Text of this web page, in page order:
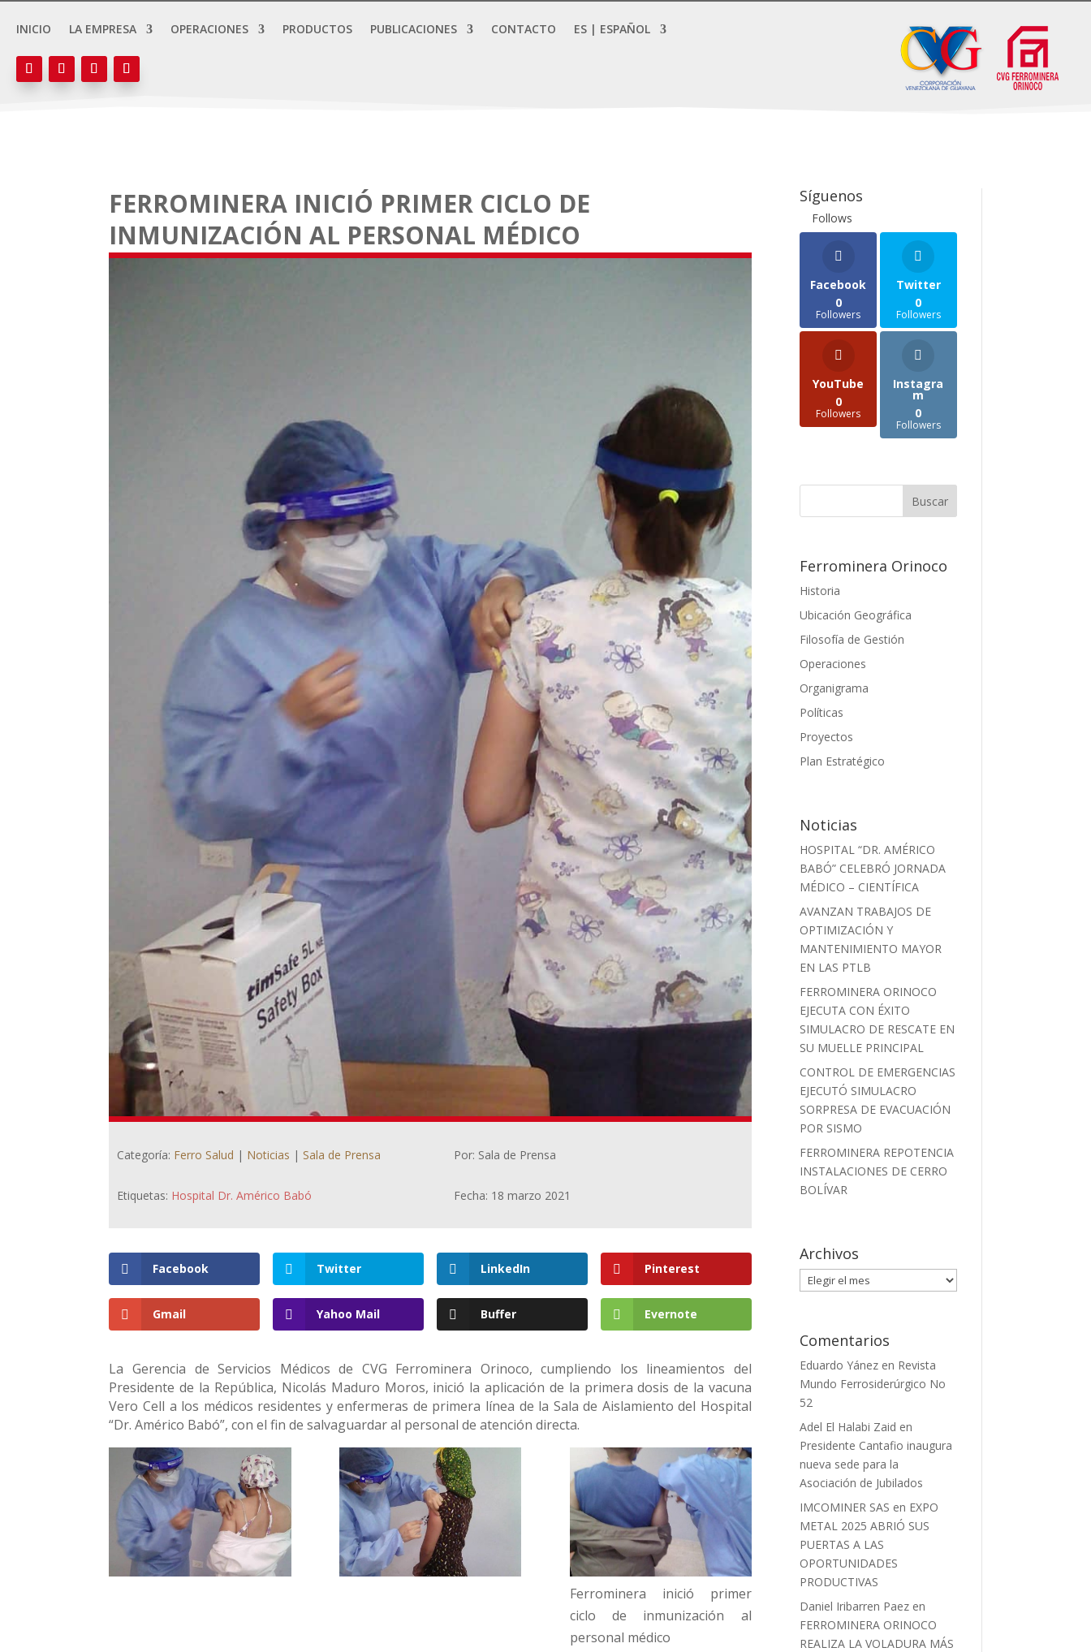
INICIO LA EMPRESA OPERACIONES PRODUCTOS PUBLICACIONES CONTACTO ES | ESPAÑOL
FERROMINERA INICIÓ PRIMER CICLO DE
INMUNIZACIÓN AL PERSONAL MÉDICO
Categoría: Ferro Salud | Noticias | Sala de Prensa
Etiquetas: Hospital Dr. Américo Babó
Por: Sala de Prensa
Fecha: 18 marzo 2021
Facebook Twitter LinkedIn Pinterest
Gmail Yahoo Mail Buffer Evernote
La Gerencia de Servicios Médicos de CVG Ferrominera Orinoco, cumpliendo los lineamientos del
Presidente de la República, Nicolás Maduro Moros, inició la aplicación de la primera dosis de la vacuna
Vero Cell a los médicos residentes y enfermeras de primera línea de la Sala de Aislamiento del Hospital
“Dr. Américo Babó”, con el fin de salvaguardar al personal de atención directa.
Ferrominera inició primer
ciclo de inmunización al
personal médico
Síguenos
Follows
Facebook
0
Followers
Twitter
0
Followers
YouTube
0
Followers
Instagra
m
0
Followers
Ferrominera Orinoco
Historia
Ubicación Geográfica
Filosofía de Gestión
Operaciones
Organigrama
Políticas
Proyectos
Plan Estratégico
Noticias
HOSPITAL “DR. AMÉRICO
BABÓ” CELEBRÓ JORNADA
MÉDICO – CIENTÍFICA
AVANZAN TRABAJOS DE
OPTIMIZACIÓN Y
MANTENIMIENTO MAYOR
EN LAS PTLB
FERROMINERA ORINOCO
EJECUTA CON ÉXITO
SIMULACRO DE RESCATE EN
SU MUELLE PRINCIPAL
CONTROL DE EMERGENCIAS
EJECUTÓ SIMULACRO
SORPRESA DE EVACUACIÓN
POR SISMO
FERROMINERA REPOTENCIA
INSTALACIONES DE CERRO
BOLÍVAR
Archivos
Archivos
Comentarios
Eduardo Yánez en Revista
Mundo Ferrosiderúrgico No
52
Adel El Halabi Zaid en
Presidente Cantafio inaugura
nueva sede para la
Asociación de Jubilados
IMCOMINER SAS en EXPO
METAL 2025 ABRIÓ SUS
PUERTAS A LAS
OPORTUNIDADES
PRODUCTIVAS
Daniel Iribarren Paez en
FERROMINERA ORINOCO
REALIZA LA VOLADURA MÁS